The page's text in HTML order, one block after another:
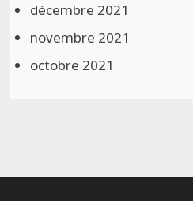
décembre 2021
novembre 2021
octobre 2021